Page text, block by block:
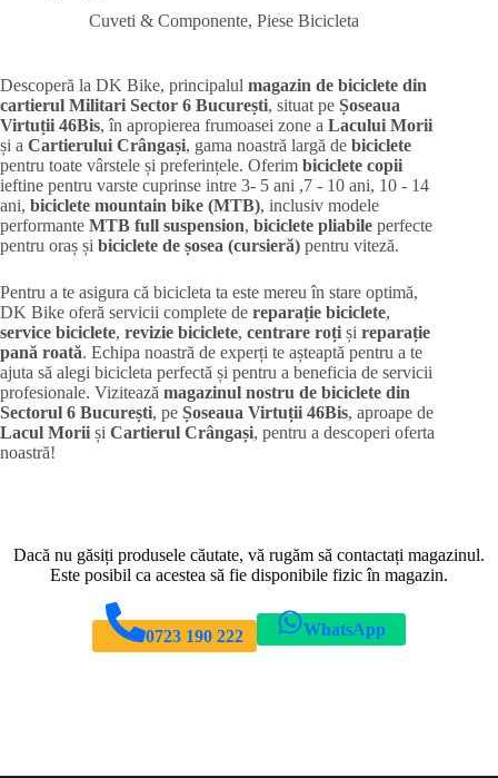
Cuveti & Componente, Piese Bicicleta
Descoperă la DK Bike, principalul magazin de biciclete din
cartierul Militari Sector 6 București, situat pe Șoseaua
Virtuții 46Bis, în apropierea frumoasei zone a Lacului Morii
și a Cartierului Crângași, gama noastră largă de biciclete
pentru toate vârstele și preferințele. Oferim biciclete copii
ieftine pentru varste cuprinse intre 3- 5 ani ,7 - 10 ani, 10 - 14
ani, biciclete mountain bike (MTB), inclusiv modele
performante MTB full suspension, biciclete pliabile perfecte
pentru oraș și biciclete de șosea (cursieră) pentru viteză.
Pentru a te asigura că bicicleta ta este mereu în stare optimă,
DK Bike oferă servicii complete de reparație biciclete,
service biciclete, revizie biciclete, centrare roți și reparație
pană roată. Echipa noastră de experți te așteaptă pentru a te
ajuta să alegi bicicleta perfectă și pentru a beneficia de servicii
profesionale. Vizitează magazinul nostru de biciclete din
Sectorul 6 București, pe Șoseaua Virtuții 46Bis, aproape de
Lacul Morii și Cartierul Crângași, pentru a descoperi oferta
noastră!
Dacă nu găsiți produsele căutate, vă rugăm să contactați magazinul.
Este posibil ca acestea să fie disponibile fizic în magazin.
0723 190 222 WhatsApp